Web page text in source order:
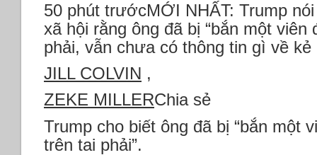
50 phút trướcMỚI NHẤT: Trump
xã hội rằng ông đã bị “bắn một viên
phải, vẫn chưa có thông tin gì về
JILL COLVIN ,
ZEKE MILLERChia sẻ
Trump cho biết ông đã bị “bắn một
trên tai phải”.